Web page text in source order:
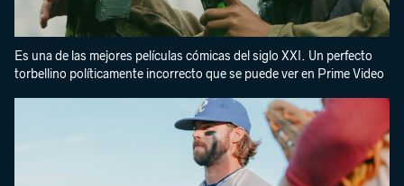
Es una de las mejores películas cómicas del siglo XXI. Un perfecto
torbellino políticamente incorrecto que se puede ver en Prime Video